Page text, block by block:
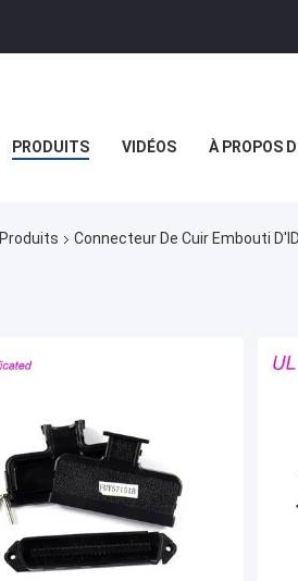
PRODUITS VIDÉOS À PROPOS
Produits Connecteur De Cuir Embouti